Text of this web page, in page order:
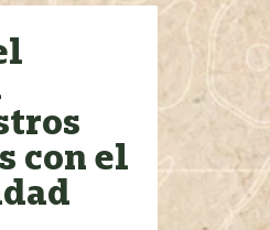
con el